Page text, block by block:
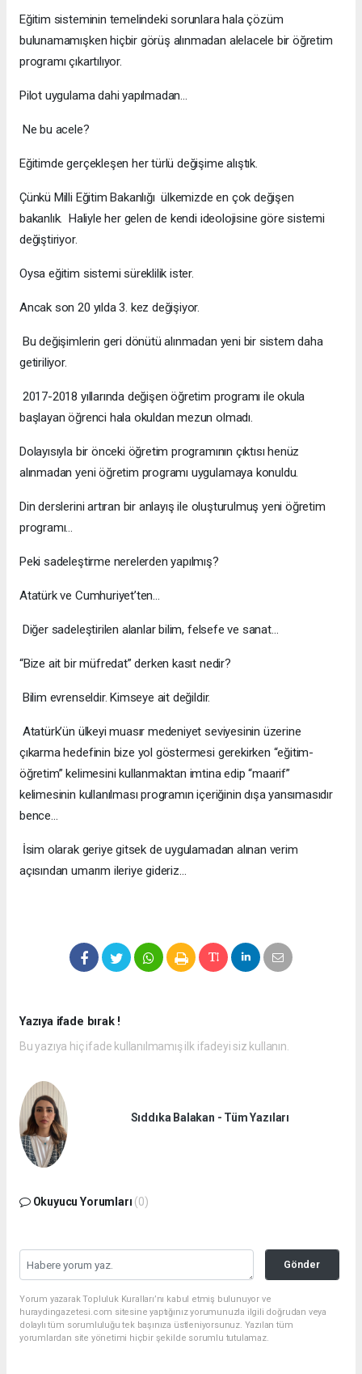
Eğitim sisteminin temelindeki sorunlara hala çözüm
bulunamamışken hiçbir görüş alınmadan alelacele bir öğretim
programı çıkartılıyor.
Pilot uygulama dahi yapılmadan…
Ne bu acele?
Eğitimde gerçekleşen her türlü değişime alıştık.
Çünkü Milli Eğitim Bakanlığı ülkemizde en çok değişen
bakanlık. Haliyle her gelen de kendi ideolojisine göre sistemi
değiştiriyor.
Oysa eğitim sistemi süreklilik ister.
Ancak son 20 yılda 3. kez değişiyor.
Bu değişimlerin geri dönütü alınmadan yeni bir sistem daha
getiriliyor.
2017-2018 yıllarında değişen öğretim programı ile okula
başlayan öğrenci hala okuldan mezun olmadı.
Dolayısıyla bir önceki öğretim programının çıktısı henüz
alınmadan yeni öğretim programı uygulamaya konuldu.
Din derslerini artıran bir anlayış ile oluşturulmuş yeni öğretim
programı…
Peki sadeleştirme nerelerden yapılmış?
Atatürk ve Cumhuriyet’ten...
Diğer sadeleştirilen alanlar bilim, felsefe ve sanat…
“Bize ait bir müfredat” derken kasıt nedir?
Bilim evrenseldir. Kimseye ait değildir.
Atatürk’ün ülkeyi muasır medeniyet seviyesinin üzerine
çıkarma hedefinin bize yol göstermesi gerekirken “eğitim-
öğretim” kelimesini kullanmaktan imtina edip “maarif”
kelimesinin kullanılması programın içeriğinin dışa yansımasıdır
bence…
İsim olarak geriye gitsek de uygulamadan alınan verim
açısından umarım ileriye gideriz…
Yazıya ifade bırak !
Bu yazıya hiç ifade kullanılmamış ilk ifadeyi siz kullanın.
Sıddıka Balakan - Tüm Yazıları
Okuyucu Yorumları (0)
Gönder
Yorum yazarak Topluluk Kuralları’nı kabul etmiş bulunuyor ve
huraydingazetesi.com sitesine yaptığınız yorumunuzla ilgili doğrudan veya
dolaylı tüm sorumluluğu tek başınıza üstleniyorsunuz. Yazılan tüm
yorumlardan site yönetimi hiçbir şekilde sorumlu tutulamaz.